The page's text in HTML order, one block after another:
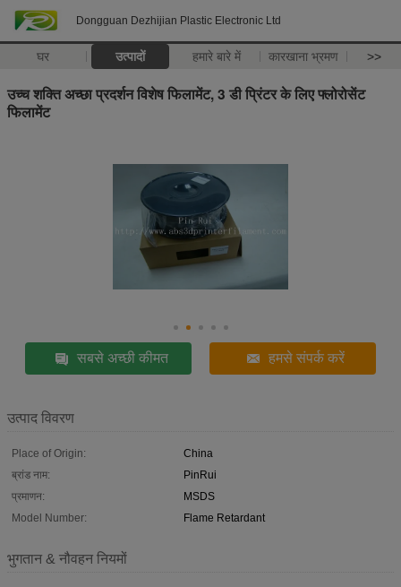
Dongguan Dezhijian Plastic Electronic Ltd
घर उत्पादों हमारे बारे में कारखाना भ्रमण >>
उच्च शक्ति अच्छा प्रदर्शन विशेष फिलामेंट, 3 डी प्रिंटर के लिए फ्लोरोसेंट
फिलामेंट
सबसे अच्छी कीमत हमसे संपर्क करें
उत्पाद विवरण
Place of Origin:
China
ब्रांड नाम:
PinRui
प्रमाणन:
MSDS
Model Number:
Flame Retardant
भुगतान & नौवहन नियमों